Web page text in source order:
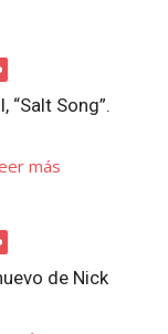
“Salt Song”.
más
de Nick